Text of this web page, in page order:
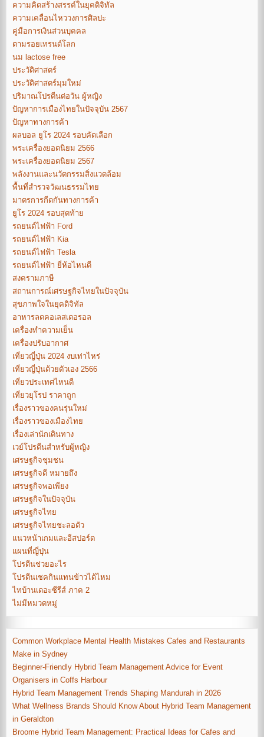
ความคิดสร้างสรรค์ในยุคดิจิทัล
ความเคลื่อนไหววงการศิลปะ
คู่มือการเงินส่วนบุคคล
ตามรอยเทรนด์โลก
นม lactose free
ประวัติศาสตร์
ประวัติศาสตร์มุมใหม่
ปริมาณโปรตีนต่อวัน ผู้หญิง
ปัญหาการเมืองไทยในปัจจุบัน 2567
ปัญหาทางการค้า
ผลบอล ยูโร 2024 รอบคัดเลือก
พระเครื่องยอดนิยม 2566
พระเครื่องยอดนิยม 2567
พลังงานและนวัตกรรมสิ่งแวดล้อม
พื้นที่สำรวจวัฒนธรรมไทย
มาตรการกีดกันทางการค้า
ยูโร 2024 รอบสุดท้าย
รถยนต์ไฟฟ้า Ford
รถยนต์ไฟฟ้า Kia
รถยนต์ไฟฟ้า Tesla
รถยนต์ไฟฟ้า ยี่ห้อไหนดี
สงครามภาษี
สถานการณ์เศรษฐกิจไทยในปัจจุบัน
สุขภาพใจในยุคดิจิทัล
อาหารลดคอเลสเตอรอล
เครื่องทำความเย็น
เครื่องปรับอากาศ
เที่ยวญี่ปุ่น 2024 งบเท่าไหร่
เที่ยวญี่ปุ่นด้วยตัวเอง 2566
เที่ยวประเทศไหนดี
เที่ยวยุโรป ราคาถูก
เรื่องราวของคนรุ่นใหม่
เรื่องราวของเมืองไทย
เรื่องเล่านักเดินทาง
เวย์โปรตีนสำหรับผู้หญิง
เศรษฐกิจชุมชน
เศรษฐกิจดี หมายถึง
เศรษฐกิจพอเพียง
เศรษฐกิจในปัจจุบัน
เศรษฐกิจไทย
เศรษฐกิจไทยชะลอตัว
แนวหน้าเกมและอีสปอร์ต
แผนที่ญี่ปุ่น
โปรตีนช่วยอะไร
โปรตีนเชคกินแทนข้าวได้ไหม
ไทบ้านเดอะซีรีส์ ภาค 2
ไม่มีหมวดหมู่
Common Workplace Mental Health Mistakes Cafes and Restaurants
Make in Sydney
Beginner-Friendly Hybrid Team Management Advice for Event
Organisers in Coffs Harbour
Hybrid Team Management Trends Shaping Mandurah in 2026
What Wellness Brands Should Know About Hybrid Team Management
in Geraldton
Broome Hybrid Team Management: Practical Ideas for Cafes and